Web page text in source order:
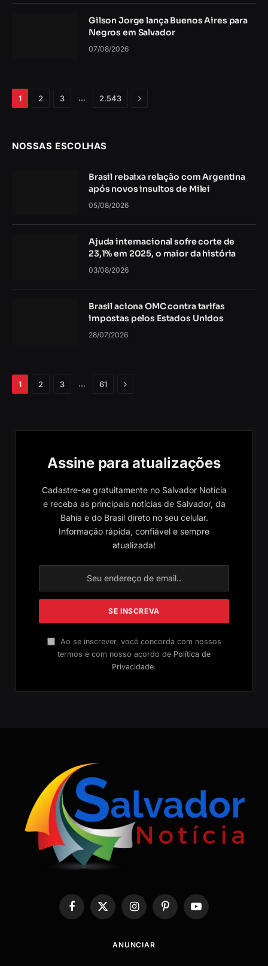
Gilson Jorge lança Buenos Aires para
Negros em Salvador
07/08/2026
1 2 3 … 2.543 Próximo
NOSSAS ESCOLHAS
Brasil rebaixa relação com Argentina
após novos insultos de Milei
05/08/2026
Ajuda internacional sofre corte de
23,1% em 2025, o maior da história
03/08/2026
Brasil aciona OMC contra tarifas
impostas pelos Estados Unidos
28/07/2026
1 2 3 … 61 Próximo
Assine para atualizações
Cadastre-se gratuitamente no Salvador Notícia
e receba as principais notícias de Salvador, da
Bahia e do Brasil direto no seu celular.
Informação rápida, confiável e sempre
atualizada!
Ao se inscrever, você concorda com nossos
termos e com nosso acordo de Política de
Privacidade.
Facebook
X
InstagramPinterestYouTube
ANUNCIAR